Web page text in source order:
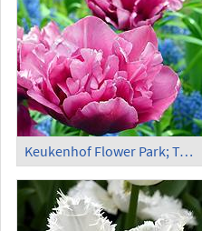
Keukenhof Flower Park; Tulips (15)